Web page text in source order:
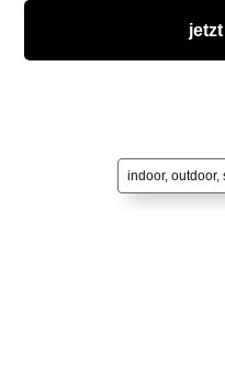
indoor, outdoor,